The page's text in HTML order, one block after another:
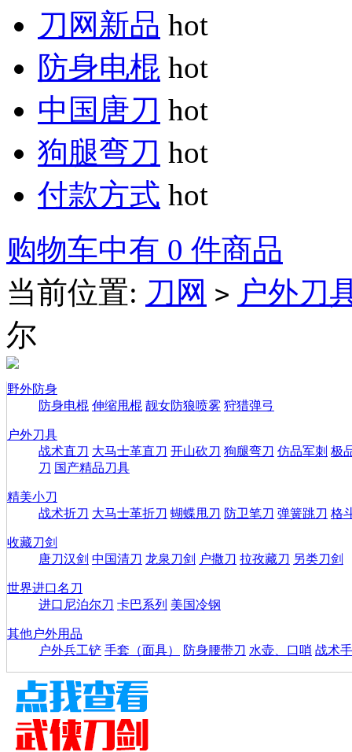
刀网新品 hot
防身电棍 hot
中国唐刀 hot
狗腿弯刀 hot
付款方式 hot
购物车中有 0 件商品
当前位置: 刀网 > 户外刀
尔
野外防身
防身电棍 伸缩甩棍 靓女防狼喷雾 狩猎弹弓
户外刀具
战术直刀 大马士革直刀 开山砍刀 狗腿弯刀 仿品军刺 极
刀 国产精品刀具
精美小刀
战术折刀 大马士革折刀 蝴蝶甩刀 防卫笔刀 弹簧跳刀 格
收藏刀剑
唐刀汉剑 中国清刀 龙泉刀剑 户撒刀 拉孜藏刀 另类刀剑
世界进口名刀
进口尼泊尔刀 卡巴系列 美国冷钢
其他户外用品
户外兵工铲 手套（面具） 防身腰带刀 水壶、口哨 战术